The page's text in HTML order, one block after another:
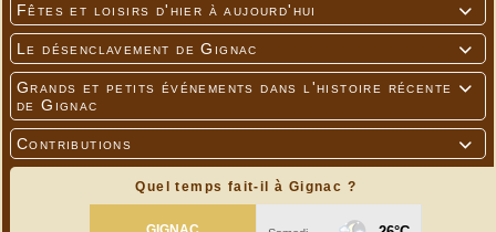

Fêtes et loisirs d'hier à aujourd'hui

Le désenclavement de Gignac

Grands et petits événements dans l'histoire récente
de Gignac

Contributions
Quel temps fait-il à Gignac ?